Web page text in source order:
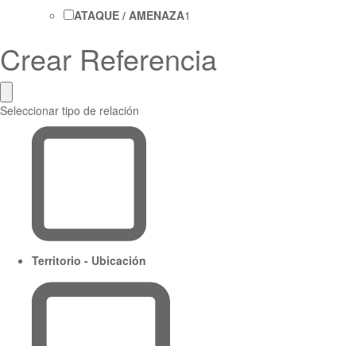
ATAQUE / AMENAZA1
Crear Referencia
Seleccionar tipo de relación
Territorio - Ubicación